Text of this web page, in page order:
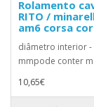
Rolamento
RITO /
am6 corsa
diâmetro interior -
mmpode conter
10,65€